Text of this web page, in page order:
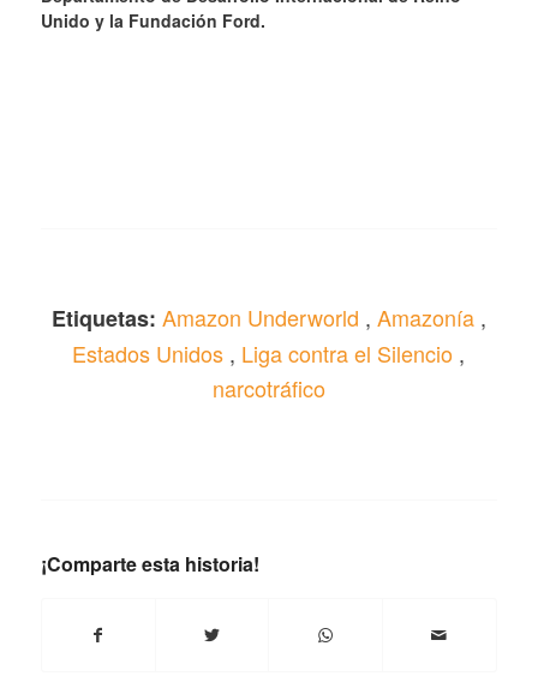
Unido y la Fundación Ford.
Etiquetas: Amazon Underworld , Amazonía,
Estados Unidos , Liga contra el Silencio ,
narcotráfico
¡Comparte esta historia!